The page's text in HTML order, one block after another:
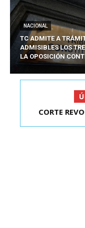
NACIONAL
TC ADMITE A
ADMISIBLES LOS
LA OPOSICIÓN
CASO FIDEL
CORTE